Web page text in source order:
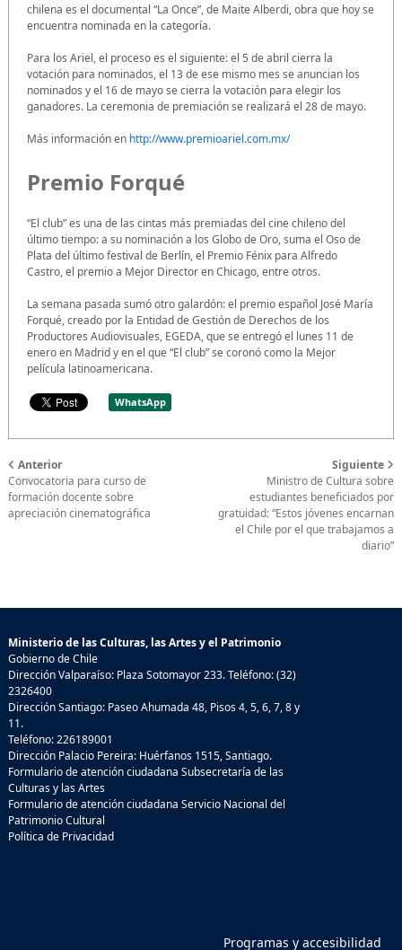
chilena es el documental “La Once”, de Maite Alberdi, obra que hoy se
encuentra nominada en la categoría.
Para los Ariel, el proceso es el siguiente: el 5 de abril cierra la
votación para nominados, el 13 de ese mismo mes se anuncian los
nominados y el 16 de mayo se cierra la votación para elegir los
ganadores. La ceremonia de premiación se realizará el 28 de mayo.
Más información en http://www.premioariel.com.mx/
Premio Forqué
“El club” es una de las cintas más premiadas del cine chileno del
último tiempo: a su nominación a los Globo de Oro, suma el Oso de
Plata del último festival de Berlín, el Premio Fénix para Alfredo
Castro, el premio a Mejor Director en Chicago, entre otros.
La semana pasada sumó otro galardón: el premio español José María
Forqué, creado por la Entidad de Gestión de Derechos de los
Productores Audiovisuales, EGEDA, que se entregó el lunes 11 de
enero en Madrid y en el que “El club” se coronó como la Mejor
película latinoamericana.
WhatsApp
Anterior
Convocatoria para curso de
formación docente sobre
apreciación cinematográfica
Siguiente
Ministro de Cultura sobre
estudiantes beneficiados por
gratuidad: “Estos jóvenes encarnan
el Chile por el que trabajamos a
diario”
Ministerio de las Culturas, las Artes y el Patrimonio
Gobierno de Chile
Dirección Valparaíso: Plaza Sotomayor 233. Teléfono: (32)
2326400
Dirección Santiago: Paseo Ahumada 48, Pisos 4, 5, 6, 7, 8 y
11.
Teléfono: 226189001
Dirección Palacio Pereira: Huérfanos 1515, Santiago.
Formulario de atención ciudadana Subsecretaría de las
Culturas y las Artes
Formulario de atención ciudadana Servicio Nacional del
Patrimonio Cultural
Política de Privacidad
Programas y accesibilidad